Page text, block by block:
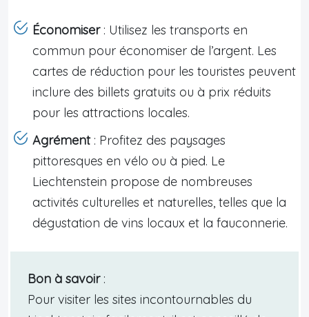
Économiser: Utilisez les transports en
commun pour économiser de l’argent. Les
cartes de réduction pour les touristes peuvent
inclure des billets gratuits ou à prix réduits
pour les attractions locales.
Agrément: Profitez des paysages
pittoresques en vélo ou à pied. Le
Liechtenstein propose de nombreuses
activités culturelles et naturelles, telles que la
dégustation de vins locaux et la fauconnerie.
Bon à savoir:
Pour visiter les sites incontournables du